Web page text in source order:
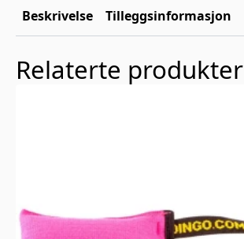
Beskrivelse Tilleggsinformasjon
Relaterte produkter